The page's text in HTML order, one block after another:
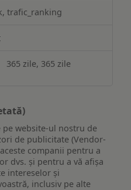
trafic_ranking
365 zile, 365 zile
pe website-ul nostru de
de publicitate (Vendor-
companii pentru a
dvs. și pentru a vă afișa
intereselor și
inclusiv pe alte